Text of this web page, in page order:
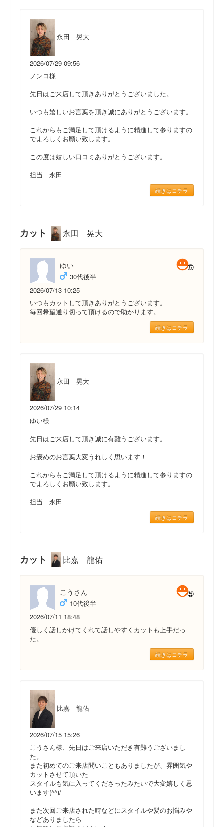
永田 晃大
2026/07/29 09:56
ノンコ様
先日はご来店して頂きありがとうございました。
いつも嬉しいお言葉を頂き誠にありがとうございます。
これからもご満足して頂けるように精進して参りますの
でよろしくお願い致します。
この度は嬉しい口コミありがとうございます。
担当 永田
続きはコチラ
カット 永田 晃大
ゆい
30代後半
2026/07/13 10:25
いつもカットして頂きありがとうございます。
毎回希望通り切って頂けるので助かります。
続きはコチラ
永田 晃大
2026/07/29 10:14
ゆい様
先日はご来店して頂き誠に有難うございます。
お褒めのお言葉大変うれしく思います！
これからもご満足して頂けるように精進して参りますの
でよろしくお願い致します。
担当 永田
続きはコチラ
カット 比嘉 龍佑
こうさん
10代後半
2026/07/11 18:48
優しく話しかけてくれて話しやすくカットも上手だっ
た。
続きはコチラ
比嘉 龍佑
2026/07/15 15:26
こうさん様、先日はご来店いただき有難うございまし
た。
また初めてのご来店問いこともありましたが、雰囲気や
カットさせて頂いた
スタイルも気に入ってくださったみたいで大変嬉しく思
います(^^)/
また次回ご来店された時などにスタイルや髪のお悩みや
などありましたら